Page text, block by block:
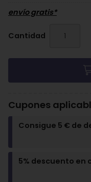
envío gratis*
Cantidad
Cupones
Consigue 5 € de
5% descuento en